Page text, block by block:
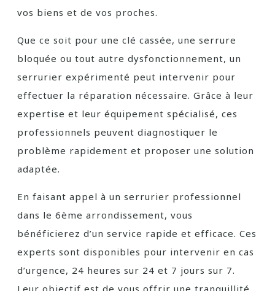
vos biens et de vos proches.
Que ce soit pour une clé cassée, une serrure
bloquée ou tout autre dysfonctionnement, un
serrurier expérimenté peut intervenir pour
effectuer la réparation nécessaire. Grâce à leur
expertise et leur équipement spécialisé, ces
professionnels peuvent diagnostiquer le
problème rapidement et proposer une solution
adaptée.
En faisant appel à un serrurier professionnel
dans le 6ème arrondissement, vous
bénéficierez d’un service rapide et efficace. Ces
experts sont disponibles pour intervenir en cas
d’urgence, 24 heures sur 24 et 7 jours sur 7.
Leur objectif est de vous offrir une tranquillité